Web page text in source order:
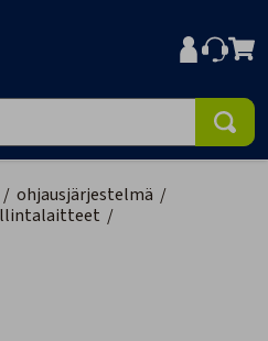
/ ohjausjärjestelmä /
/